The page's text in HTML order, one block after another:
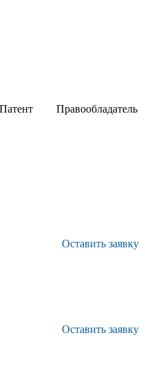
Патент
Правообладатель
Оставить заявку
Оставить заявку